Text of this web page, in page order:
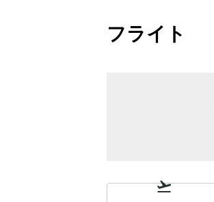
フライト